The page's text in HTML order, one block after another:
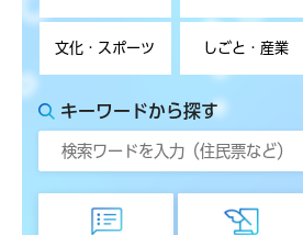
文化・スポーツ しごと・産業
キーワードから探す